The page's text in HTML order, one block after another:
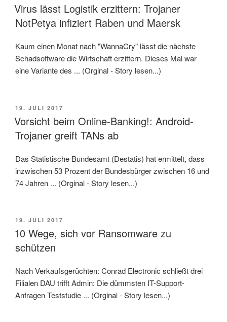
AM
Virus lässt Logistik erzittern: Trojaner
NotPetya infiziert Raben und Maersk
Kaum einen Monat nach "WannaCry" lässt die nächste
Schadsoftware die Wirtschaft erzittern. Dieses Mal war
eine Variante des ... (Orginal - Story lesen...)
VERÖFFENTLICHT
AM
19. JULI 2017
Vorsicht beim Online-Banking!: Android-
Trojaner greift TANs ab
Das Statistische Bundesamt (Destatis) hat ermittelt, dass
inzwischen 53 Prozent der Bundesbürger zwischen 16 und
74 Jahren ... (Orginal - Story lesen...)
VERÖFFENTLICHT
AM
19. JULI 2017
10 Wege, sich vor Ransomware zu
schützen
Nach Verkaufsgerüchten: Conrad Electronic schließt drei
Filialen DAU trifft Admin: Die dümmsten IT-Support-
Anfragen Teststudie ... (Orginal - Story lesen...)